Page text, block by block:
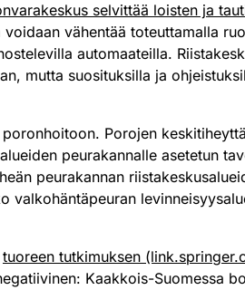
selvittää loisten ja
voidaan vähentää toteuttamalla
automaateilla.
mutta suosituksilla ja
Porojen
peurakannalle asetetun
peurakannan
valkohäntäpeuran
tuoreen tutkimuksen
Kaakkois-Suomessa